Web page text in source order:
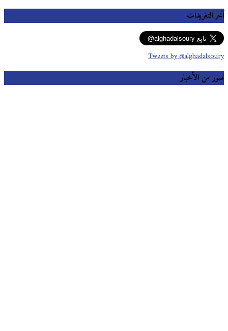
آخر التغريدات
Tweets by @alghadalsoury
صور من الأخبار